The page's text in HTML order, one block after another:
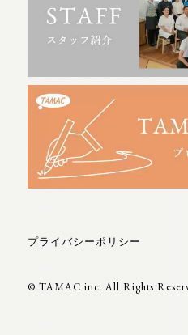
プライバシーポリシー
© TAMAC inc. All Rights